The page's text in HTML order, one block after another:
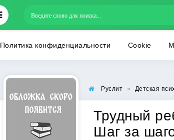
Политика конфиденциальности Cookie
Руслит » Детская
Трудный
Шаг за